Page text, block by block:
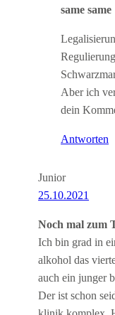
same same
Aber ich
dein
Antworten
Junior
25.10.2021
Noch mal zum
Ich bin grad in
alkohol das
auch ein junger
Der ist schon